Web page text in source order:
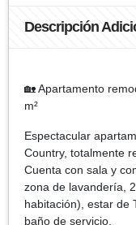
Descripción
🏡 Apartamento
m²
Espectacular
Country, totalmente
Cuenta con sala y
zona de lavandería,
habitación), estar de
baño de servicio.